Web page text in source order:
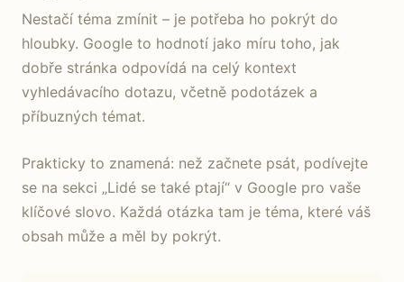
Nestačí téma zmínit – je potřeba ho pokrýt do
hloubky. Google to hodnotí jako míru toho, jak
dobře stránka odpovídá na celý kontext
vyhledávacího dotazu, včetně podotázek a
příbuzných témat.
Prakticky to znamená: než začnete psát, podívejte
se na sekci „Lidé se také ptají“ v Google pro vaše
klíčové slovo. Každá otázka tam je téma, které váš
obsah může a měl by pokrýt.